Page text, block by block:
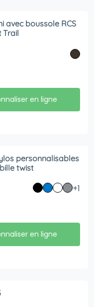
avec boussole RCS
Trail
en ligne
personnalisables
twist
+1
en ligne